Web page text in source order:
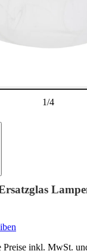
1/4
inkl. MwSt.